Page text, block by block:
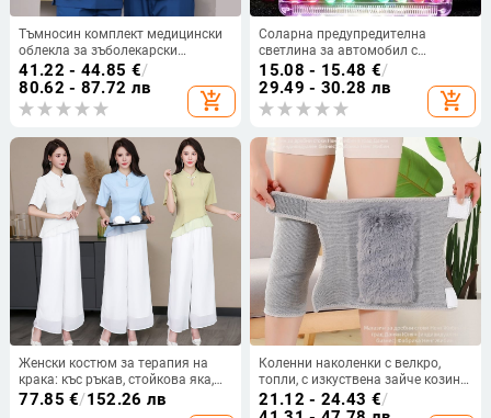
Тъмносин комплект медицински
облекла за зъболекарски
кабинет, козметични салони и
болници, унисекс, V-образно
деколте, къси и дълги ръкави,
влагоотводящ полиестер-памук
41.22 - 44.85 €/
80.62 - 87.72 лв
add_shopping_cart
Соларна предупредителна
светлина за автомобил с
индикатор за заден край и режим
на мигане/постоянно светене
15.08 - 15.48 €/
29.49 - 30.28 лв
add_shopping_cart
Женски костюм за терапия на
крака: къс ръкав, стойкова яка,
влагоотводяща материя
77.85 €/152.26 лв
Коленни наколенки с велкро,
топли, с изкуствена зайче козина,
флийс-подплата и дебела
конструкция, ветроустойчиви за
21.12 - 24.43 €/